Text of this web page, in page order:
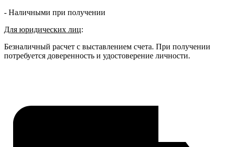
- Наличными при получении
Для юридических лиц:
Безналичный расчет с выставлением счета. При получении
потребуется доверенность и удостоверение личности.